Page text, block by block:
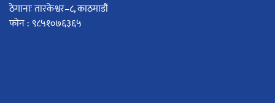
ठेगानाः तारकेश्वर–८, काठमाडौं
फोन : ९८५१०७६३६५